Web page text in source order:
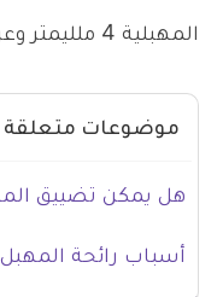
المهبلية 4 ملليمتر وعرض 5.5 سنتيمتر.
موضوعات متعلقة
هل يمكن تضييق
أسباب رائحة